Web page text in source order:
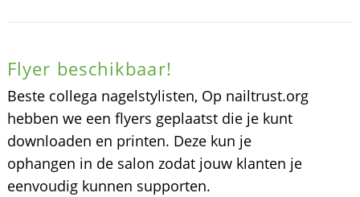
Flyer beschikbaar!
Beste collega nagelstylisten, Op nailtrust.org
hebben we een flyers geplaatst die je kunt
downloaden en printen. Deze kun je
ophangen in de salon zodat jouw klanten je
eenvoudig kunnen supporten.